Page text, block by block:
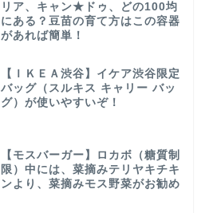
リア、キャン★ドゥ、どの100均
にある？豆苗の育て方はこの容器
があれば簡単！
【ＩＫＥＡ渋谷】イケア渋谷限定
バッグ（スルキス キャリー バッ
グ）が使いやすいぞ！
【モスバーガー】ロカボ（糖質制
限）中には、菜摘みテリヤキチキ
ンより、菜摘みモス野菜がお勧め